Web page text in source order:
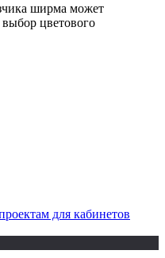
ширма может
цветового
для кабинетов